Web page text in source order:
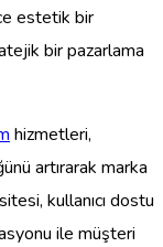
estetik bir
bir pazarlama
hizmetleri,
artırarak marka
kullanıcı dostu
ile müşteri